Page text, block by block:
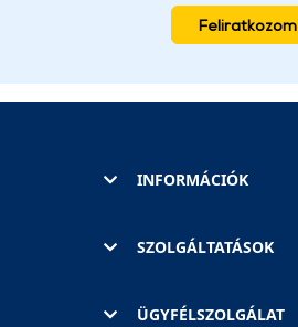
Feliratkozom
INFORMÁCIÓK
SZOLGÁLTATÁSOK
ÜGYFÉLSZOLGÁLAT